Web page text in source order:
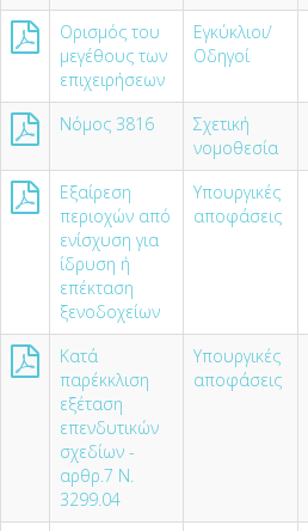
Ορισμός του
μεγέθους των
επιχειρήσεων
Εγκύκλιοι/
Οδηγοί
Νόμος 3816
Σχετική
νομοθεσία
Εξαίρεση
περιοχών από
ενίσχυση για
ίδρυση ή
επέκταση
ξενοδοχείων
Υπουργικές
αποφάσεις
Κατά
παρέκκλιση
εξέταση
επενδυτικών
σχεδίων -
αρθρ.7 Ν.
3299.04
Υπουργικές
αποφάσεις